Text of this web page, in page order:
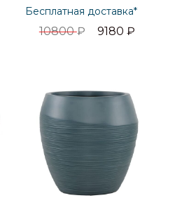
Бесплатная доставка*
10800₽ 9180 ₽